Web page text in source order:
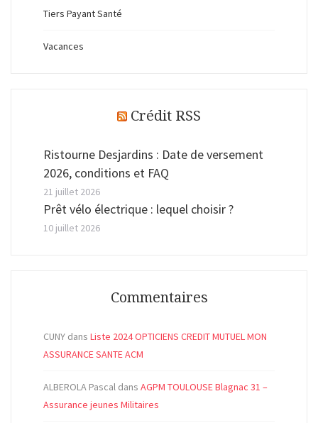
Tiers Payant Santé
Vacances
Crédit RSS
Ristourne Desjardins : Date de versement
2026, conditions et FAQ
21 juillet 2026
Prêt vélo électrique : lequel choisir ?
10 juillet 2026
Commentaires
CUNY dans Liste 2024 OPTICIENS CREDIT MUTUEL MON
ASSURANCE SANTE ACM
ALBEROLA Pascal dans AGPM TOULOUSE Blagnac 31 –
Assurance jeunes Militaires